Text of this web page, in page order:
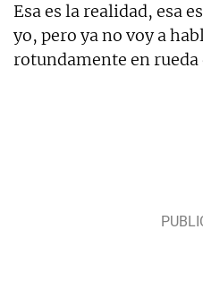
Esa es la realidad, esa
yo, pero ya no voy a
rotundamente en rueda